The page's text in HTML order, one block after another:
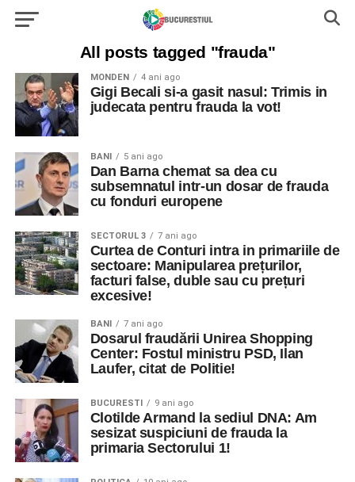
All posts tagged "frauda"
MONDEN 4 ani ago
Gigi Becali si-a gasit nasul: Trimis in
judecata pentru frauda la vot!
BANI 5 ani ago
Dan Barna chemat sa dea cu
subsemnatul intr-un dosar de frauda
cu fonduri europene
SECTORUL 3 7 ani ago
Curtea de Conturi intra in primariile de
sectoare: Manipularea prețurilor,
facturi false, duble sau cu prețuri
excesive!
BANI 7 ani ago
Dosarul fraudării Unirea Shopping
Center: Fostul ministru PSD, Ilan
Laufer, citat de Politie!
BUCURESTI 9 ani ago
Clotilde Armand la sediul DNA: Am
sesizat suspiciuni de frauda la
primaria Sectorului 1!